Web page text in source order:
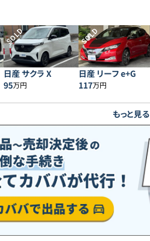
SOLD
日産 サクラ X
95万円
SOLD
日産 リーフ e+G
117万円
もっと見る